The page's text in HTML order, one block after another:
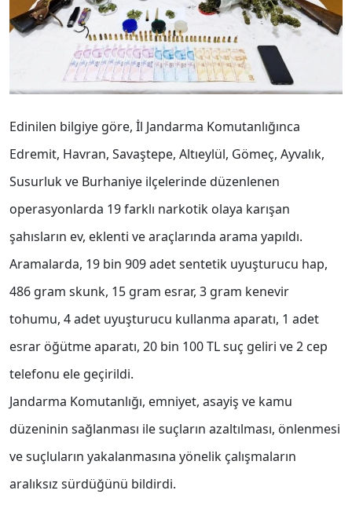
Edinilen bilgiye göre, İl Jandarma Komutanlığınca
Edremit, Havran, Savaştepe, Altıeylül, Gömeç, Ayvalık,
Susurluk ve Burhaniye ilçelerinde düzenlenen
operasyonlarda 19 farklı narkotik olaya karışan
şahısların ev, eklenti ve araçlarında arama yapıldı.
Aramalarda, 19 bin 909 adet sentetik uyuşturucu hap,
486 gram skunk, 15 gram esrar, 3 gram kenevir
tohumu, 4 adet uyuşturucu kullanma aparatı, 1 adet
esrar öğütme aparatı, 20 bin 100 TL suç geliri ve 2 cep
telefonu ele geçirildi.
Jandarma Komutanlığı, emniyet, asayiş ve kamu
düzeninin sağlanması ile suçların azaltılması, önlenmesi
ve suçluların yakalanmasına yönelik çalışmaların
aralıksız sürdüğünü bildirdi.